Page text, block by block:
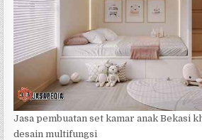
Jasa pembuatan set kamar anak Bekasi
desain multifungsi